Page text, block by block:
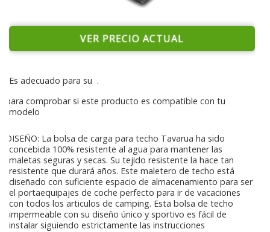
VER PRECIO ACTUAL
Es adecuado para su .
para comprobar si este producto es compatible con tu
modelo
DISEÑO: La bolsa de carga para techo Tavarua ha sido
concebida 100% resistente al agua para mantener las
maletas seguras y secas. Su tejido resistente la hace tan
resistente que durará años. Este maletero de techo está
diseñado con suficiente espacio de almacenamiento para ser
el portaequipajes de coche perfecto para ir de vacaciones
con todos los articulos de camping. Esta bolsa de techo
impermeable con su diseño único y sportivo es fácil de
instalar siguiendo estrictamente las instrucciones